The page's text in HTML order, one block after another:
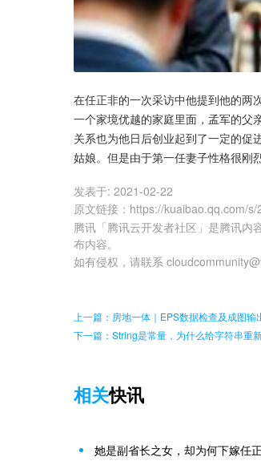
在任正非的一次采访中他提到他的两
一个家境优越的家庭里面，孟军的父
关系也为他日后创业起到了一定的促
姑娘。但是由于第一任妻子性格很刚
发表于: 2021-02-22
原文链接 ： https://kuaibao.qq.com/
腾讯「腾讯云开发者社区」是腾讯内
布内容。
如有侵权，请联系
上一篇：房地一体｜EPS数据检查及成图输
下一篇：String是常量，为什么给字符串重
相关快讯
她是副省长之女，却为何下嫁任